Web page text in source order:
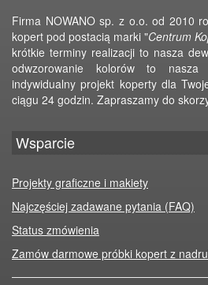
Firma NOWANO sp. z o.o. od 2010
kopert pod postacią marki "Centrum
krótkie terminy realizacji to nasza
odwzorowanie kolorów to nasza
indywidualny projekt koperty dla
ciągu 24 godzin. Zapraszamy do
Wsparcie
Projekty graficzne i makiety
Najczęściej zadawane pytania (FAQ)
Status zmówienia
Zamów darmowe próbki kopert z